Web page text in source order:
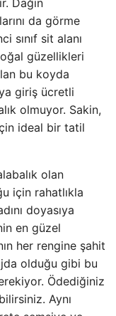
Dağın
da görme
sınıf sit alanı
güzellikleri
bu koyda
giriş ücretli
olmuyor. Sakin,
ideal bir tatil
olan
için rahatlıkla
doyasıya
en güzel
her rengine şahit
olduğu gibi bu
Ödediğiniz
Aynı